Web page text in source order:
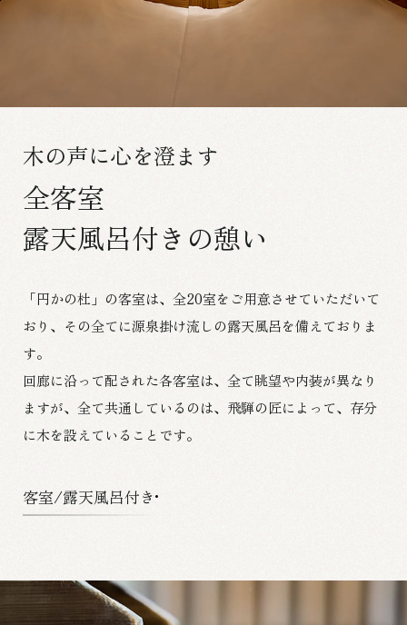
木の声に心を澄ます
全客室
露天風呂付きの憩い
「円かの杜」の客室は、全20室をご用意させていただいて
おり、 その全てに源泉掛け流しの露天風呂を備えておりま
す。
回廊に沿って配された各客室は、全て眺望や内装が異なり
ますが、全て共通しているのは、飛騨の匠によって、存分
に木を設えていることです。
客室/露天風呂付き